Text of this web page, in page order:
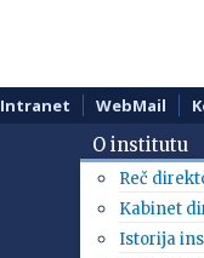
Intranet WebMail
O institutu
Reč
Kabinet
Istorija